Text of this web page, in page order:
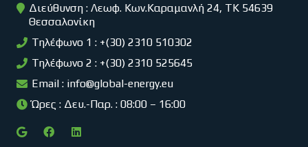
Διεύθυνση : Λεωφ. Κων.Καραμανλή 24, ΤΚ 54639
Θεσσαλονίκη
Τηλέφωνο 1 : +(30) 2310 510302
Τηλέφωνο 2 : +(30) 2310 525645
Email : info@global-energy.eu
Ώρες : Δευ.-Παρ. : 08:00 – 16:00